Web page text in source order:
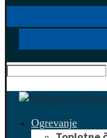
Ogrevanje